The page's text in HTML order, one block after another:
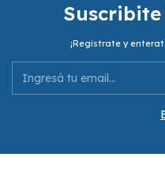
¡Registrate y